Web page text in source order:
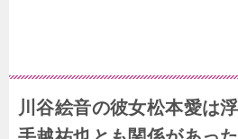
川谷絵音の彼女松本愛は